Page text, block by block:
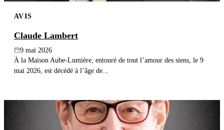
AVIS
Claude Lambert
9 mai 2026
À la Maison Aube-Lumière, entouré de tout l’amour des siens, le 9
mai 2026, est décédé à l’âge de...